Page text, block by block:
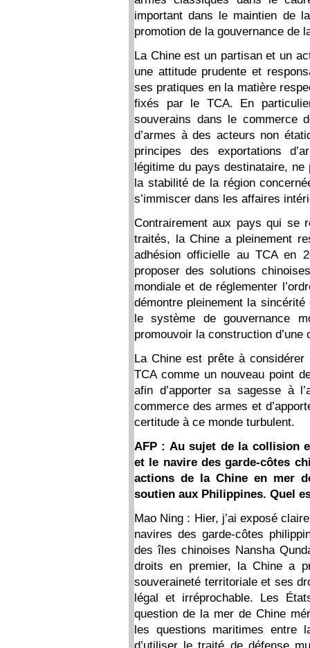
important dans le maintien de
promotion de la gouvernance de
La Chine est un partisan et un
une attitude prudente et
ses pratiques en la matière
fixés par le TCA. En
souverains dans le commerce
d’armes à des acteurs non
principes des exportations
légitime du pays destinataire,
la stabilité de la région
s’immiscer dans les affaires
Contrairement aux pays qui se
traités, la Chine a pleinement
adhésion officielle au TCA en
proposer des solutions
mondiale et de réglementer
démontre pleinement la
le système de gouvernance
promouvoir la construction d’une
La Chine est prête à considérer
TCA comme un nouveau point
afin d’apporter sa sagesse à
commerce des armes et
certitude à ce monde turbulent.
AFP : Au sujet de la collision
et le navire des garde-côtes
actions de la Chine en mer
soutien aux Philippines. Quel
Mao Ning : Hier, j’ai exposé
navires des garde-côtes
des îles chinoises Nansha
droits en premier, la Chine a
souveraineté territoriale et ses
légal et irréprochable. Les
question de la mer de Chine
les questions maritimes entre
d’utiliser le traité de défense